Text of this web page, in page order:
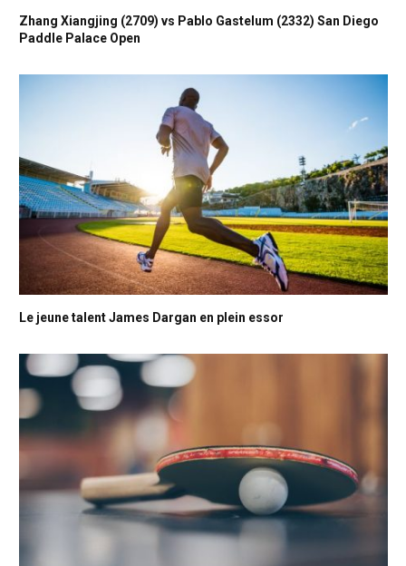
Zhang Xiangjing (2709) vs Pablo Gastelum (2332) San Diego
Paddle Palace Open
Le jeune talent James Dargan en plein essor